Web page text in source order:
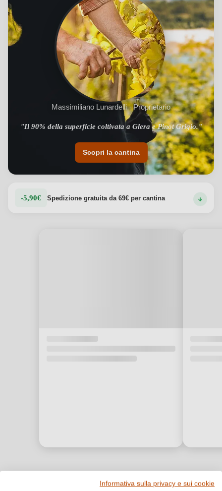
Massimiliano Lunardelli · Proprietario
"Il 90% della superficie coltivata a Glera e Pinot Grigio."
"Si estende tra Veneto e Friuli Venezia Giulia."
Scopri la cantina
-5,90€ Spedizione gratuita da 69€ per cantina
Premi e riconoscimenti
Informativa sulla privacy e sui cookie